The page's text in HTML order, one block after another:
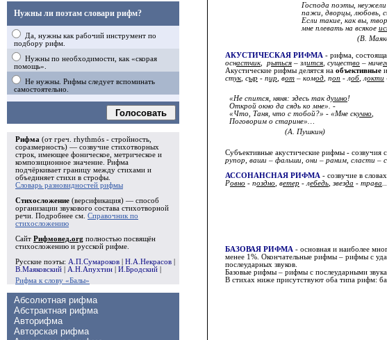
Нужны ли поэтам словари рифм?
Да, нужны как рабочий инструмент по
подбору рифм.
Нужны по необходимости, как «скорая
помощь».
Не нужны. Рифмы следует вспоминать
самостоятельно.
Голосовать
Рифма (от греч. rhythmós - стройность,
соразмерность) — созвучие стихотворных
строк, имеющее фоническое, метрическое и
композиционное значение. Рифма
подчёркивает границу между стихами и
объединяет стихи в строфы
Словарь разновидностей рифмы
Стихосложение (версификация) — способ
организации звукового состава стихотворной
речи. Подробнее см. Справочник по
стихосложению
Сайт Рифмовед.org полностью посвящён
стихосложению и русской рифме.
Русские поэты: А.П.Сумароков Н.А.Некрасов
В.Маяковский
А.Н.Апухтин И.Бродский
Рифма к слову «Балы»
Господа поэты, неужели
пажи, дворцы, любовь,
Если такие, как вы,
мне плевать на всякое
(В.
АКУСТИЧЕСКАЯ РИФМА - рифма,
оснастчик, рыться – злится, существо – ниче
Акустические рифмы делятся на объективные и
стук, сыр - пир, вот – комод, поп - лоб, локти
«Не спится, няня: здесь так душно!
Открой окно да сядь ко мне». -
«Что, Таня, что с тобой?» - «Мне скучно,
Поговорим о старине»…
(А. Пушкин)
Субъективные акустические рифмы -
рупор, ваши – фальши, они – раним, сласти –
АССОНАНСНАЯ РИФМА - созвучие в
Ровно - поздно , ветер - лебедь , звезда - трава
БАЗОВАЯ РИФМА - основная и наиболее
менее 1%. Окончательные рифмы – рифмы с
послеударных звуков.
Базовые рифмы – рифмы с послеударными
В стихах ниже присутствуют оба типа рифм: